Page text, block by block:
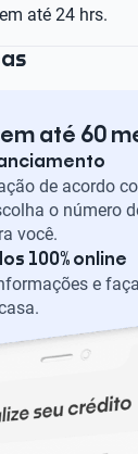
até 24 hrs.
até 60
de acordo
o número
você.
100% online
e